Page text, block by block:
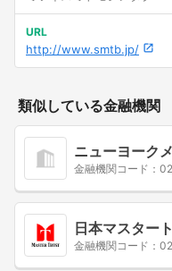
URL
http://www.smtb.jp/
類似している金融機関
ニューヨーク
金融機関コード：
日本マスター
金融機関コード：